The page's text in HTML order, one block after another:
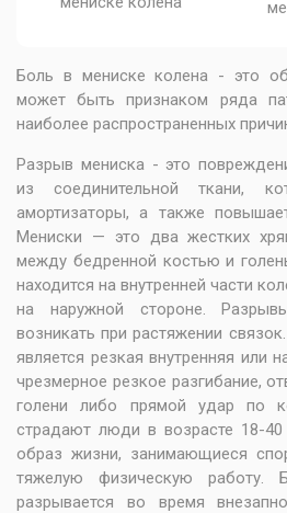
Боль в мениске колена - это
может быть признаком ряда
наиболее распространенных
Разрыв мениска - это
из соединительной ткани,
амортизаторы, а также
Мениски — это два жестких
между бедренной костью и
находится на внутренней части
на наружной стороне.
возникать при растяжении
является резкая внутренняя или
чрезмерное резкое разгибание,
голени либо прямой удар по
страдают люди в возрасте 18-
образ жизни, занимающиеся
тяжелую физическую работу.
разрывается во время